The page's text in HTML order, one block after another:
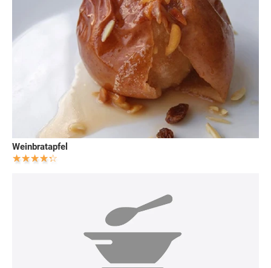
Weinbratapfel